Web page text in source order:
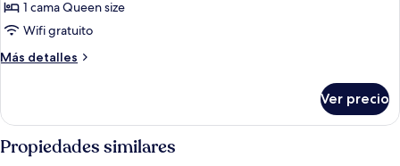
de
Classic
with
balcony
1 cama Queen size
Wifi gratuito
Más detalles
Más
with
Ver precio
Propiedades similares